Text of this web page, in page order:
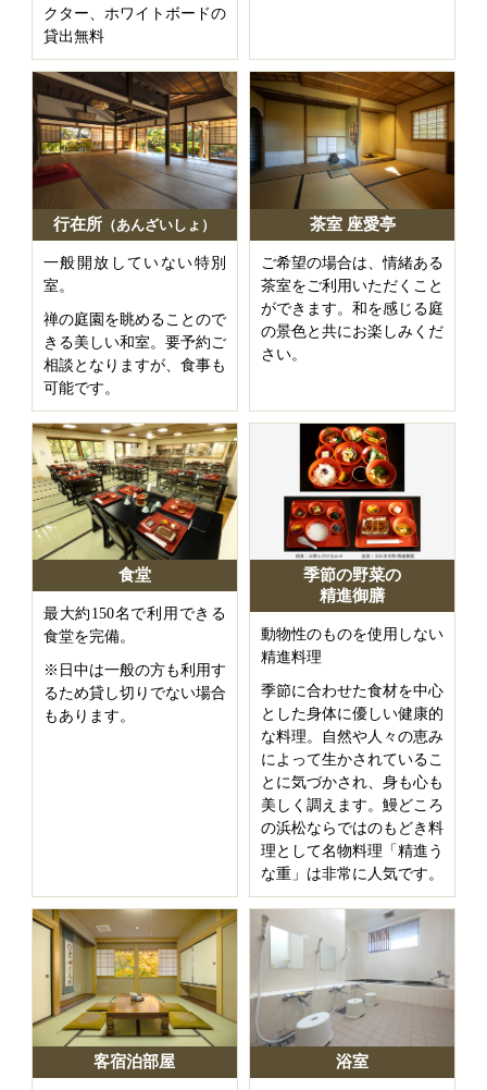
クター、ホワイトボードの
貸出無料
行在所 （あんざいしょ）
一般開放していない特別
室。
禅の庭園を眺めることので
きる美しい和室。要予約ご
相談となりますが、食事も
可能です。
茶室 座愛亭
ご希望の場合は、情緒ある
茶室をご利用いただくこと
ができます。和を感じる庭
の景色と共にお楽しみくだ
さい。
食堂
最大約150名で利用できる
食堂を完備。
※日中は一般の方も利用す
るため貸し切りでない場合
もあります。
季節の野菜の
精進御膳
動物性のものを使用しない
精進料理
季節に合わせた食材を中心
とした身体に優しい健康的
な料理。自然や人々の恵み
によって生かされているこ
とに気づかされ、身も心も
美しく調えます。鰻どころ
の浜松ならではのもどき料
理として名物料理「精進う
な重」は非常に人気です。
客宿泊部屋 浴室